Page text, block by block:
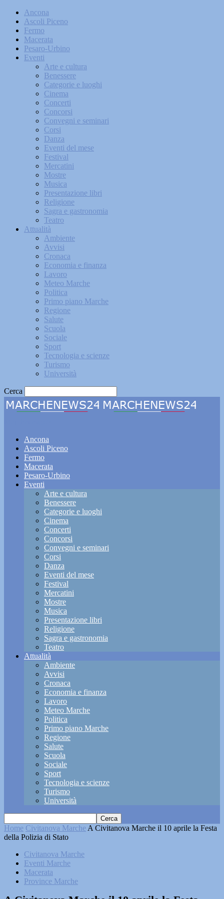
Ancona
Ascoli Piceno
Fermo
Macerata
Pesaro-Urbino
Eventi
Arte e cultura
Benessere
Categorie e luoghi
Cinema
Concerti
Concorsi
Convegni e seminari
Corsi
Danza
Eventi del mese
Festival
Mercatini
Mostre
Musica
Presentazione libri
Religione
Sagra e gastronomia
Teatro
Attualità
Ambiente
Avvisi
Cronaca
Economia e finanza
Lavoro
Meteo Marche
Politica
Primo piano Marche
Regione
Salute
Scuola
Sociale
Sport
Tecnologia e scienze
Turismo
Università
Cerca
Ancona
Ascoli Piceno
Fermo
Macerata
Pesaro-Urbino
Eventi
Arte e cultura
Benessere
Categorie e luoghi
Cinema
Concerti
Concorsi
Convegni e seminari
Corsi
Danza
Eventi del mese
Festival
Mercatini
Mostre
Musica
Presentazione libri
Religione
Sagra e gastronomia
Teatro
Attualità
Ambiente
Avvisi
Cronaca
Economia e finanza
Lavoro
Meteo Marche
Politica
Primo piano Marche
Regione
Salute
Scuola
Sociale
Sport
Tecnologia e scienze
Turismo
Università
Home Civitanova Marche A Civitanova Marche il 10 aprile la Festa
della Polizia di Stato
Civitanova Marche
Eventi Marche
Macerata
Province Marche